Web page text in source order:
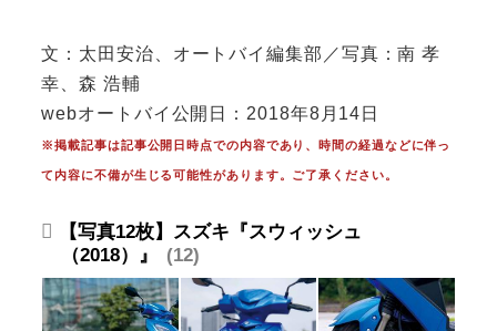
文：太田安治、オートバイ編集部／写真：南 孝
幸、森 浩輔
webオートバイ公開日：2018年8月14日
※掲載記事は記事公開日時点での内容であり、時間の経過などに伴っ
て内容に不備が生じる可能性があります。ご了承ください。
【写真12枚】スズキ『スウィッシュ
（2018）』
12